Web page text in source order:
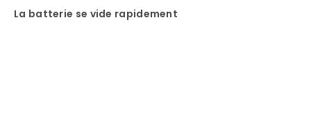
La batterie se vide rapidement